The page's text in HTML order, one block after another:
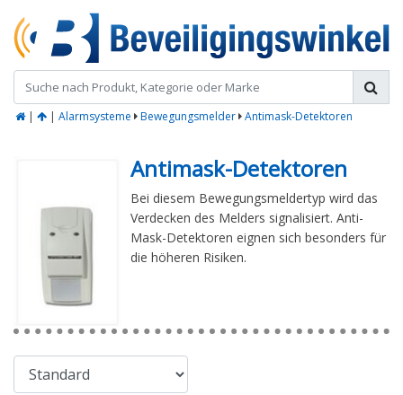
| | Alarmsysteme Bewegungsmelder Antimask-Detektoren
Antimask-Detektoren
Bei diesem Bewegungsmeldertyp wird das
Verdecken des Melders signalisiert. Anti-
Mask-Detektoren eignen sich besonders für
die höheren Risiken.